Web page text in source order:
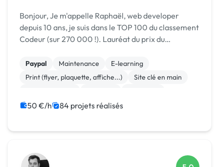
Bonjour, Je m'appelle Raphaël, web developer
depuis 10 ans, je suis dans le TOP 100 du classement
Codeur (sur 270 000 !). Lauréat du prix du
une agence et serais votre interlocuteur direct ...
Paypal Maintenance
E-learning
Print (flyer, plaquette, affiche...)
Site clé en main
Mise en page
Landing page
50 €/h 84 projets réalisés